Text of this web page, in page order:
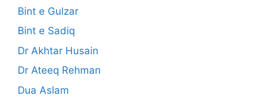
Bint e Gulzar
Bint e Sadiq
Dr Akhtar Husain
Dr Ateeq Rehman
Dua Aslam